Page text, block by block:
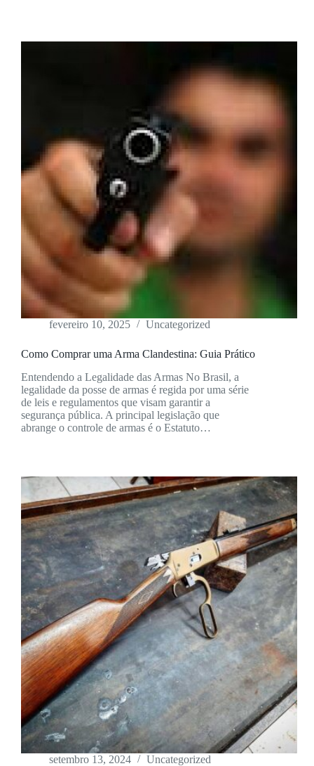
fevereiro 10, 2025 Uncategorized
Como Comprar uma Arma Clandestina: Guia Prático
Entendendo a Legalidade das Armas No Brasil, a
legalidade da posse de armas é regida por uma série
de leis e regulamentos que visam garantir a
segurança pública. A principal legislação que
abrange o controle de armas é o Estatuto…
setembro 13, 2024 Uncategorized